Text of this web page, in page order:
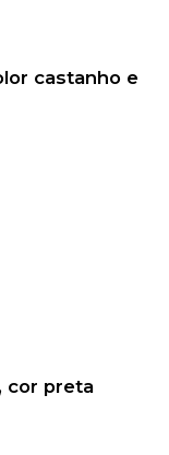
castanho e
cor preta